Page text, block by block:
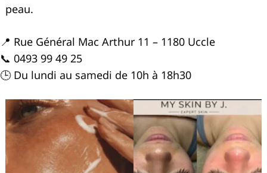
peau.
📍 Rue Général Mac Arthur 11 – 1180 Uccle
📞 0493 99 49 25
🕒 Du lundi au samedi de 10h à 18h30